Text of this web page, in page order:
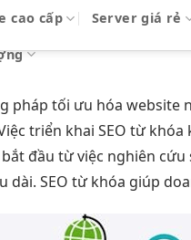
cao cấp Server giá rẻ
pháp tối ưu hóa
triển khai SEO từ
đầu từ việc nghiên
dài. SEO từ khóa giúp